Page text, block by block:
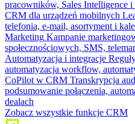
pracowników, Sales Intelligence
CRM dla urządzeń mobilnych
telefonia, e-mail, asortyment i
Marketing Kampanie
społecznościowych, SMS,
Automatyzacja i integracje
automatyzacja workflow,
CoPilot w CRM Transkrypcja
podsumowanie połączenia,
dealach
Zobacz wszystkie funkcje CRM